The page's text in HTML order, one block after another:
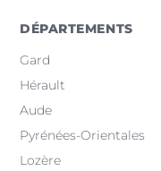
DÉPARTEMENTS
Gard
Hérault
Aude
Pyrénées-Orientales
Lozère